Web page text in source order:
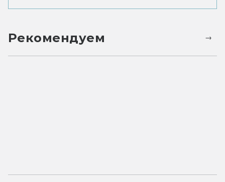
Рекомендуем